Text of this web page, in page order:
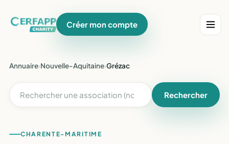
Créer mon compte
Annuaire›Nouvelle-Aquitaine›Grézac
Rechercher
CHARENTE-MARITIME